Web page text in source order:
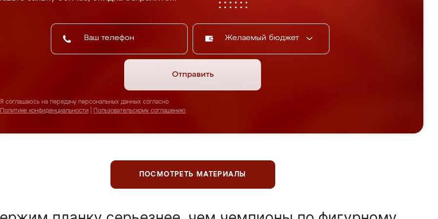
Желаемый бюджет
Отправить
Я соглашаюсь на передачу персональных данных согласно
Политике конфиденциальности
Пользовательскому соглашению
ПОСМОТРЕТЬ МАТЕРИАЛЫ